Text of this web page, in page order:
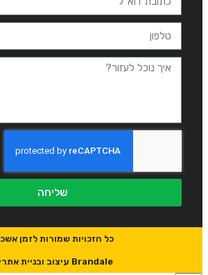
שליחה
כל הזכויות שמורות לזמן אשכול
Brandale עיצוב ובניית אתרים